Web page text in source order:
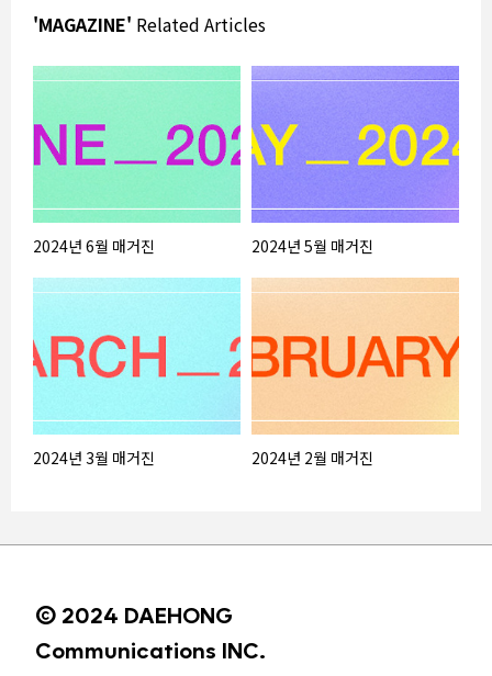
'MAGAZINE' Related Articles
2024년 6월 매거진 2024년 5월 매거진
2024년 3월 매거진 2024년 2월 매거진
© 2024 DAEHONG
Communications INC.